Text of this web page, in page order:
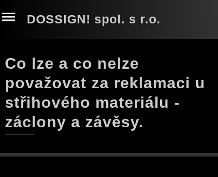
DOSSIGN! spol. s r.o.
Co lze a co nelze
považovat za reklamaci u
střihového materiálu -
záclony a závěsy.